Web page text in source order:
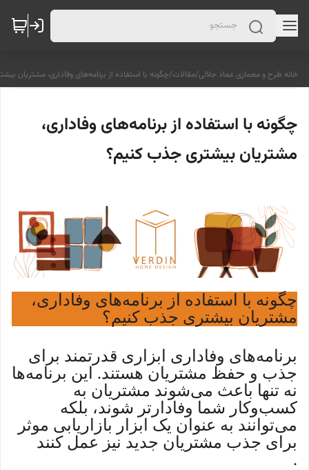
خانه طرح و معماری عماد جلالی/مقالات/چگونه با استفاده از برنامه‌های وفاداری، مشتریان
چگونه با استفاده از برنامه‌های وفاداری،
مشتریان بیشتری جذب کنیم؟
چگونه با استفاده از برنامه‌های وفاداری،
مشتریان بیشتری جذب کنیم؟
برنامه‌های وفاداری ابزاری قدرتمند برای
جذب و حفظ مشتریان هستند. این برنامه‌ها
نه تنها باعث می‌شوند مشتریان به
کسب‌وکار شما وفادارتر شوند، بلکه
می‌توانند به عنوان یک ابزار بازاریابی موثر
برای جذب مشتریان جدید نیز عمل کنند
.